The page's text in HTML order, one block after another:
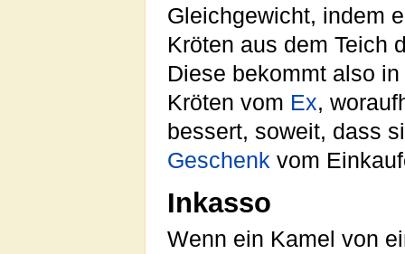
Gleichgewicht, indem
Kröten aus dem Teich
Diese bekommt also
Kröten vom Ex,
bessert, soweit, dass
Geschenk vom
Inkasso
Wenn ein Kamel von